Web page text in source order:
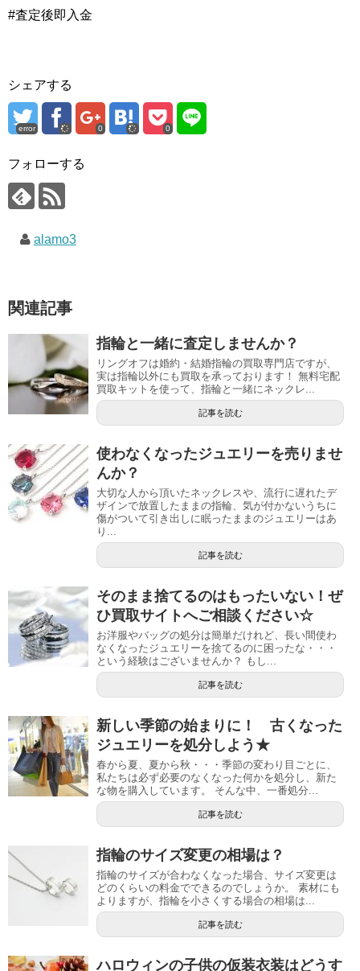
#査定後即入金
シェアする
error 0 0
フォローする
alamo3
関連記事
指輪と一緒に査定しませんか？
リングオフは婚約・結婚指輪の買取専門店ですが、
実は指輪以外にも買取を承っております！ 無料宅配
買取キットを使って、指輪と一緒にネックレ...
記事を読む
使わなくなったジュエリーを売りませ
んか？
大切な人から頂いたネックレスや、流行に遅れたデ
ザインで放置したままの指輪、気が付かないうちに
傷がついて引き出しに眠ったままのジュエリーはあ
り...
記事を読む
そのまま捨てるのはもったいない！ぜ
ひ買取サイトへご相談ください☆
お洋服やバッグの処分は簡単だけれど、長い間使わ
なくなったジュエリーを捨てるのに困ったな・・・
という経験はございませんか？ もし...
記事を読む
新しい季節の始まりに！ 古くなった
ジュエリーを処分しよう★
春から夏、夏から秋・・・季節の変わり目ごとに、
私たちは必ず必要のなくなった何かを処分し、新た
な物を購入しています。 そんな中、一番処分...
記事を読む
指輪のサイズ変更の相場は？
指輪のサイズが合わなくなった場合、サイズ変更は
どのくらいの料金でできるのでしょうか。 素材にも
よりますが、指輪を小さくする場合の相場は...
記事を読む
ハロウィンの子供の仮装衣装はどうす